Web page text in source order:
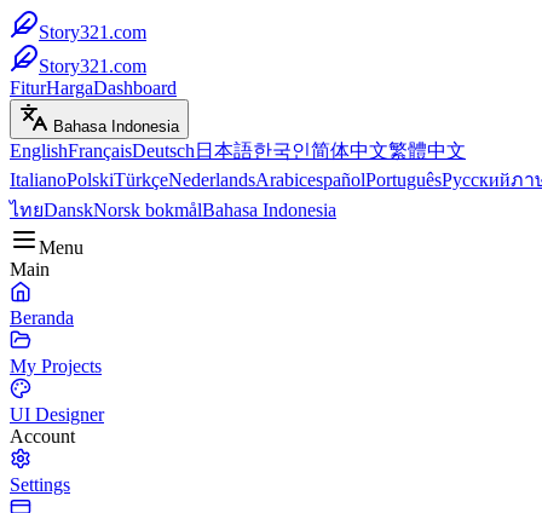
Story321.com
Story321.com
FiturHargaDashboard
Bahasa Indonesia
EnglishFrançaisDeutsch 日本語한국인简体中文繁體中文
ItalianoPolskiTürkçeNederlandsArabicespañolPortuguêsРусскийภา
ไทยDanskNorsk bokmålBahasa Indonesia
Menu
Main
Beranda
My Projects
UI Designer
Account
Settings